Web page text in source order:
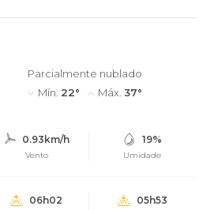
Parcialmente nublado
Mín. 22° Máx. 37°
0.93km/h
Vento
19%
Umidade
06h02 05h53